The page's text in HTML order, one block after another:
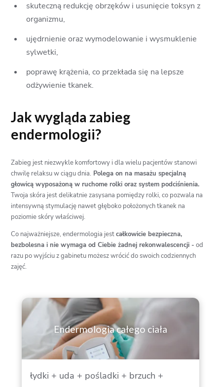
skuteczną redukcję obrzęków i usunięcie toksyn z
organizmu,
ujędrnienie oraz wymodelowanie i wysmuklenie
sylwetki,
poprawę krążenia, co przekłada się na lepsze
odżywienie tkanek.
Jak wygląda zabieg
endermologii?
Zabieg jest niezwykle komfortowy i dla wielu pacjentów stanowi
chwilę relaksu w ciągu dnia. Polega on na masażu specjalną
głowicą wyposażoną w ruchome rolki oraz system podciśnienia.
Twoja skóra jest delikatnie zasysana pomiędzy rolki, co pozwala na
intensywną stymulację nawet głęboko położonych tkanek na
poziomie skóry właściwej.
Co najważniejsze, endermologia jestcałkowicie bezpieczna,
bezbolesna i nie wymaga od Ciebie żadnej rekonwalescencji - od
razu po wyjściu z gabinetu możesz wrócić do swoich codziennych
zajęć.
Endermologia całego ciała
łydki + uda + pośladki + brzuch +